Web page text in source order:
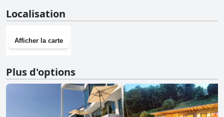
Localisation
Afficher la carte
Plus d'options